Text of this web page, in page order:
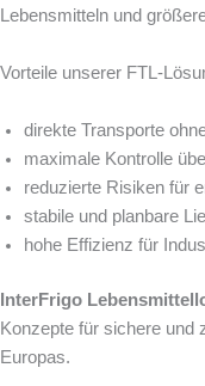
Lebensmitteln und
Vorteile unserer FTL-
direkte Transporte
maximale Kontrolle
reduzierte Risiken für
stabile und planbare
hohe Effizienz für
InterFrigo
Konzepte für sichere und
Europas.